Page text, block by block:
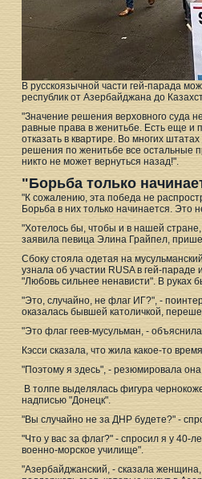
В русскоязычной части гей-парада
республик от Азербайджана до
"Значение решения верховного суда
равные права в женитьбе. Есть еще и
отказать в квартире. Во многих
решения по женитьбе все остальные
никто не может вернуться назад!".
"Борьба только
"К сожалению, эта победа не
Борьба в них только начинается. Это
"Хотелось бы, чтобы и в нашей
заявила певица Элина Грайпел,
Сбоку стояла одетая на
узнала об участии RUSA в гей-
"Любовь сильнее ненависти". В руках
"Это, случайно, не флаг ИГ?", -
оказалась бывшей католичкой,
"Это флаг геев-мусульман, -
Кэсси сказала, что жила какое-то
"Поэтому я здесь", - резюмировала
В толпе выделялась фигура
надписью "Донецк".
"Вы случайно не за ДНР будете?" -
"Что у вас за флаг?" - спросил я у
военно-морское училище".
"Азербайджанский, - сказала